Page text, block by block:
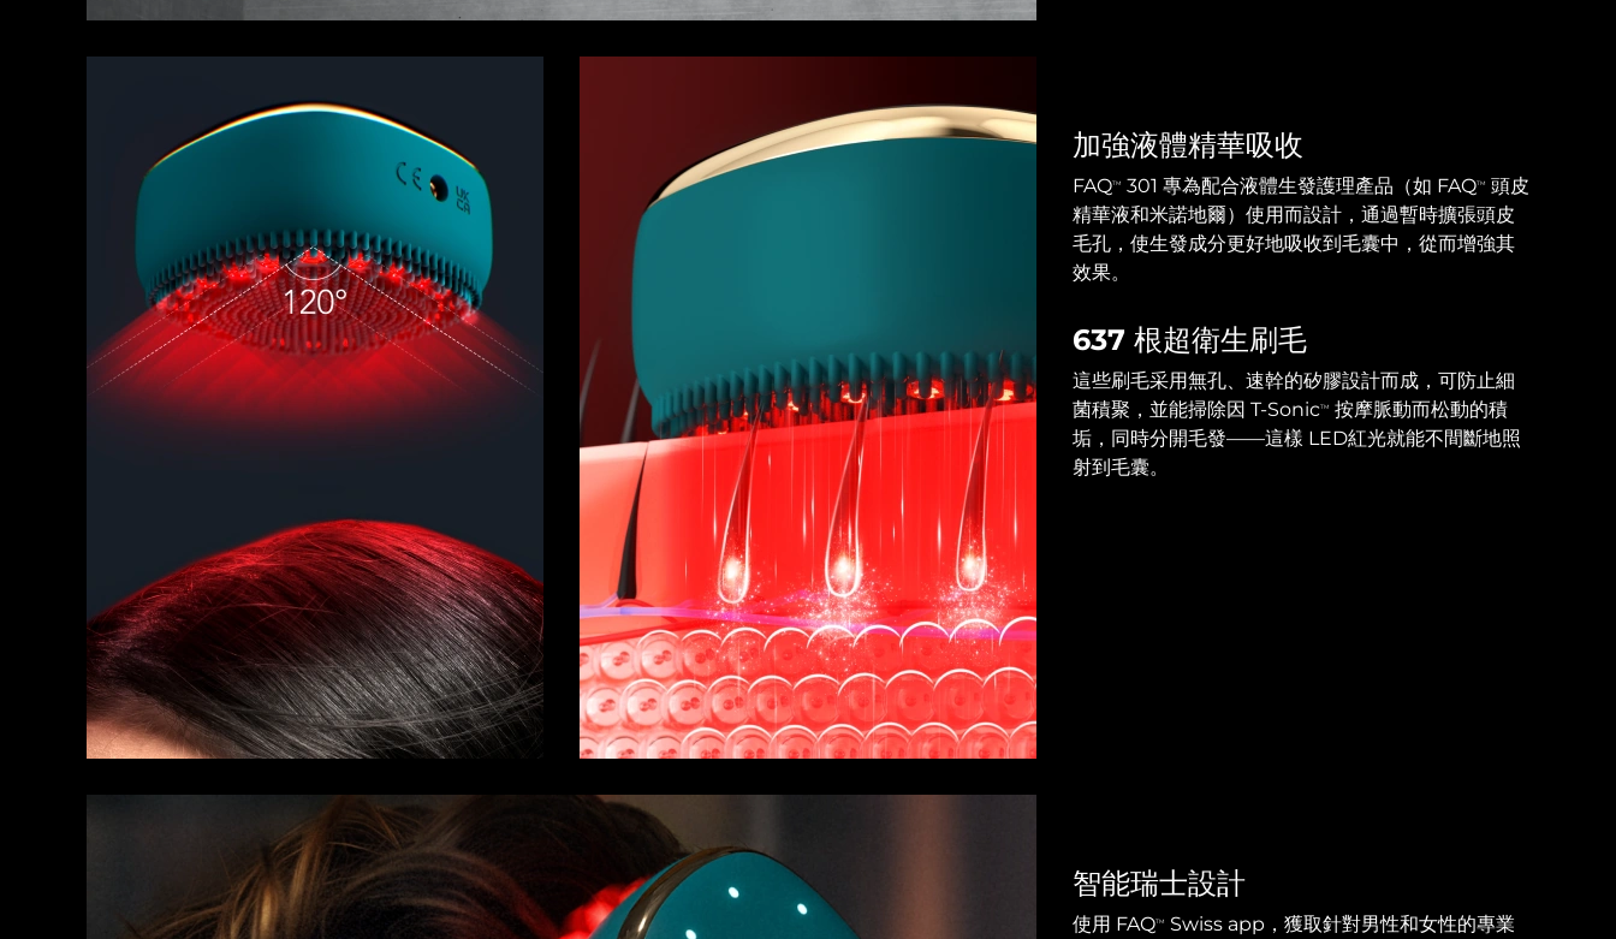
加強液體精華吸收
FAQTM 301 專為配合液體生發護理產品（如 FAQTM
頭皮
精華液和米諾地爾）使用而設計，通過暫時擴張頭皮
毛孔，使生發成分更好地吸收到毛囊中，從而增強其
效果。
637 根超衛生刷毛
這些刷毛采用無孔、速幹的矽膠設計而成，可防止細
菌積聚，並能掃除因 T-SonicTM
按摩脈動而松動的積
垢，同時分開毛發——這樣 LED紅光就能不間斷地照
射到毛囊。
智能瑞士設計
使用 FAQTM
Swiss app，獲取針對男性和女性的專業
LUNA™ 設備
Manuka honey primer
FAQ™護膚品
All FAQ™ skincare
FAQ™產品
All anti-aging treatments
Anti-aging LED hand mask
FAQ™護膚品
All FAQ™ skincare
FAQ™產品
All LED treatments
FAQ™護膚品
FAQ™產品
FAQ™ skincare
FAQ™ products
All toning treatments
專業治療
PEACH™ 2
IPL hair removal
PEACH™ 2 go
PEACH™ Cooling Prep Gel
Cooling IPL hair removal gel
LUNA™ 4 body
Massaging body brush
SUPERCHARGED™ serum
ESPADA™ 2 plus
Recurring acne LED therapy
ESPADA™ 2
ESPADA™ Blemish Solution
Concentrated acne gel
ESPADA™ 設備
All acne treatment devices
眼部護理
BEAR™ 2 eyes & lips
Microcurrent line smoothing device
IRIS™ 2
眼部護膚
Advanced eye care treatment
眼部護理設備
All revitalizing eye massagers
KIWI™
Blackhead remover
KIWI™ 皮肤护理
Advanced pore care essentials
護發
FLIP™ play advanced
LED light hairbrush
LUNA™ Dual-Peptide Scalp
Serum
For healthy hair
issa™ Teeth Whitening Set
Dual LED + sonic device & 18% PAP gel
issa™ Teeth Whitening Gel
18% PAP
更多的
護膚品 男士